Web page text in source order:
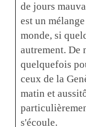
de jours
est un
monde, si
autrement. De
quelquefois
ceux de la
matin et
s'écoule.